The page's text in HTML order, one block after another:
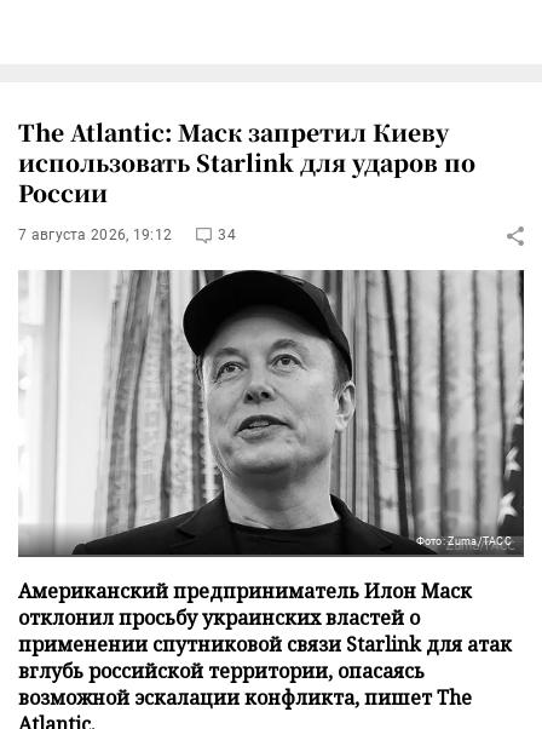
The Atlantic: Маск запретил Киеву
использовать Starlink для ударов по
России
7 августа 2026, 19:12 34
Фото: Zuma/ТАСС
Американский предприниматель Илон Маск
отклонил просьбу украинских властей о
применении спутниковой связи Starlink для атак
вглубь российской территории, опасаясь
возможной эскалации конфликта, пишет The